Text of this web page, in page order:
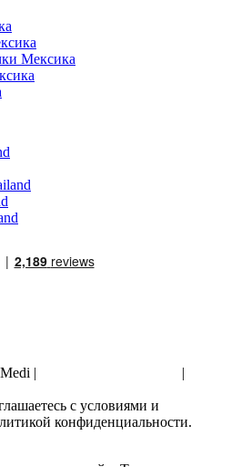
Мексика
|
|
с условиями и
конфиденциальности.